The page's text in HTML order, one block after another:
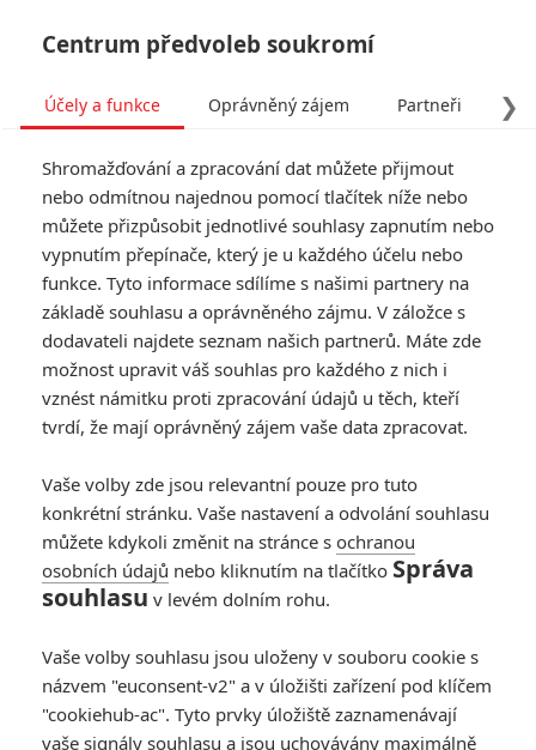
Tag: Soumrak
ČLÁNKY FILMY(1) OSOBY(0) VIDEA (0)
Dusk: V nové
fantasy nesmrtelný
anděl bojuje s
Anarvin | 10.03.2024 15:40
RECENZE FILMŮ
Centrum předvoleb soukromí
❯
Účely a funkce Oprávněný zájem Partneři
Shromažďování a zpracování dat můžete přijmout
nebo odmítnou najednou pomocí tlačítek níže nebo
můžete přizpůsobit jednotlivé souhlasy zapnutím nebo
vypnutím přepínače, který je u každého účelu nebo
funkce. Tyto informace sdílíme s našimi partnery na
základě souhlasu a oprávněného zájmu. V záložce s
dodavateli najdete seznam našich partnerů. Máte zde
možnost upravit váš souhlas pro každého z nich i
vznést námitku proti zpracování údajů u těch, kteří
tvrdí, že mají oprávněný zájem vaše data zpracovat.
Vaše volby zde jsou relevantní pouze pro tuto
konkrétní stránku. Vaše nastavení a odvolání souhlasu
můžete kdykoli změnit na stránce s ochranou
osobních údajů nebo kliknutím na tlačítko Správa
souhlasu v levém dolním rohu.
Vaše volby souhlasu jsou uloženy v souboru cookie s
názvem "euconsent-v2" a v úložišti zařízení pod klíčem
"cookiehub-ac". Tyto prvky úložiště zaznamenávají
vaše signály souhlasu a jsou uchovávány maximálně